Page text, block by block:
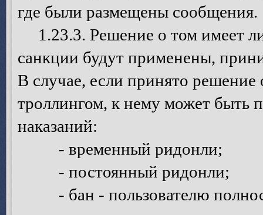
где были размещены сообщения.
1.23.3. Решение о том имеет
санкции будут применены,
В случае, если принято решение
троллингом, к нему может быть
наказаний:
- временный ридонли;
- постоянный ридонли;
- бан - пользователю